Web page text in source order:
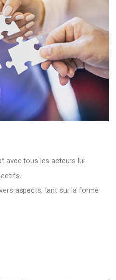
avec tous les acteurs lui
aspects, tant sur la forme